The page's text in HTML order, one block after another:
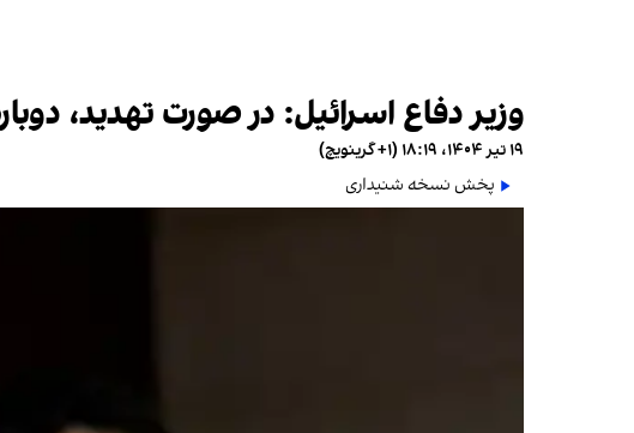
وزیر دفاع اسرائیل: در صورت تهدید،
۱۹ تیر ۱۴۰۴، ۱۸:۱۹ (‎+۱ گرینویچ)
پخش نسخه شنیداری